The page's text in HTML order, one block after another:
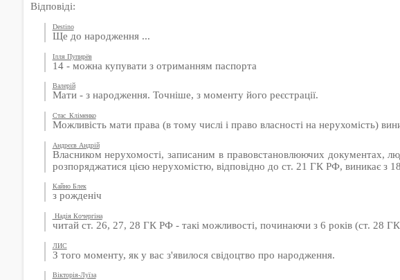
Відповіді:
Destino
Ще до народження ...
Ілля Пупирёв
14 - можна купувати з отриманням паспорта
Валерій
Мати - з народження. Точніше, з моменту його реєстрації.
Стас_Кліменко
Можливість мати права (в тому числі і право власності на нерухомість)
Андрєєв Андрій
Власником нерухомості, записаним в правовстановлюючих документах,
розпоряджатися цією нерухомістю, відповідно до ст. 21 ГК РФ, виникає з
Кайно Блек
з рожденіч
Надія Кочергіна
читай ст. 26, 27, 28 ГК РФ - такі можливості, починаючи з 6 років (ст. 28 ГК
ЛИС
З того моменту, як у вас з'явилося свідоцтво про народження.
Вікторія-Луїза